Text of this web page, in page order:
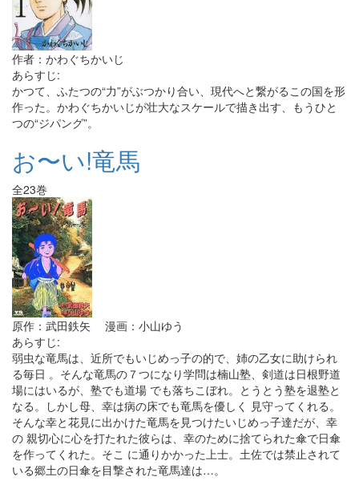
作者：かわぐちかいじ
あらすじ:
かつて、ふたつの“力”がぶつかり合い、現代へと繋がるこの国を形
作った。かわぐちかいじが壮大なスケールで描き出す、もうひと
つの“ジパング”。
お〜い!竜馬
全23巻
原作：武田鉄矢 漫画：小山ゆう
あらすじ:
弱虫な竜馬は、近所でもいじめっ子の的で、姉の乙女に助けられ
る毎日 。そんな竜馬の７つになり学問は楠山塾、剣道は日根野道
場にはいるが、塾でも道場 でも落ちこぼれ。とうとう塾を退塾と
なる。しかし母、幸は病の床でも竜馬を優しく 見守ってくれる。
そんな幸と花見に出かけた竜馬を見つけたいじめっ子達だが、幸
の 親切心に心を打たれた彼らは、幸のために捨てられた傘で日傘
を作ってくれた。そこ に通りかかった上士。土佐では禁止されて
いる郷土の日傘を目撃された竜馬達は…。